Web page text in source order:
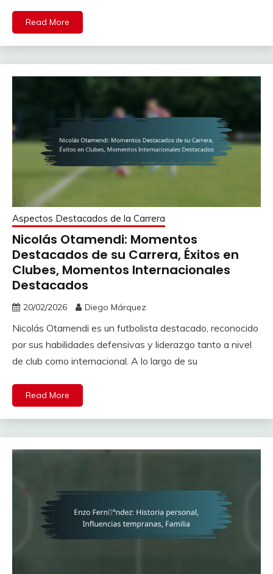
Read More
Aspectos Destacados de la Carrera
Nicolás Otamendi: Momentos
Destacados de su Carrera, Éxitos en
Clubes, Momentos Internacionales
Destacados
20/02/2026 Diego Márquez
Nicolás Otamendi es un futbolista destacado, reconocido
por sus habilidades defensivas y liderazgo tanto a nivel
de club como internacional. A lo largo de su
Read More